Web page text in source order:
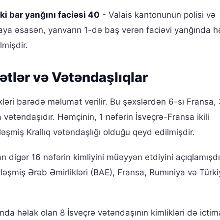
bar yanğını faciəsi 40 - Valais kantonunun polisi və
əsasən, yanvarın 1-də baş verən faciəvi yanğında
və Vətəndaşlıqlar
barədə məlumat verilir. Bu şəxslərdən 6-sı Fransa,
Həmçinin, 1 nəfərin İsveçrə-Fransa ikili
Krallıq vətəndaşlığı olduğu qeyd edilmişdir.
16 nəfərin kimliyini müəyyən etdiyini
Ərəb Əmirlikləri (BAE), Fransa, Rumıniya və
həlak olan 8 İsveçrə vətəndaşının kimlikləri də